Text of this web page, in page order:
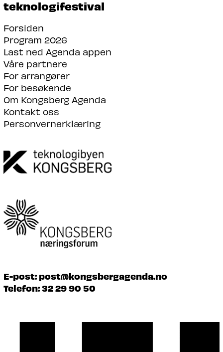
teknologifestival
Forsiden
Program 2026
Last ned Agenda appen
Våre partnere
For arrangører
For besøkende
Om Kongsberg Agenda
Kontakt oss
Personvernerklæring
E-post: post@kongsbergagenda.no
Telefon:32 29 90 50